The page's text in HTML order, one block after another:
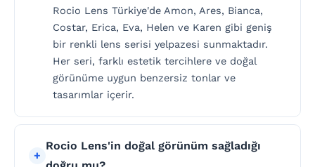
Rocio Lens Türkiye'de Amon, Ares, Bianca,
Costar, Erica, Eva, Helen ve Karen gibi geniş
bir renkli lens serisi yelpazesi sunmaktadır.
Her seri, farklı estetik tercihlere ve doğal
görünüme uygun benzersiz tonlar ve
tasarımlar içerir.
Rocio Lens'in doğal görünüm sağladığı